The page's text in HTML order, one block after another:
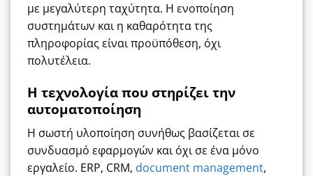
με μεγαλύτερη ταχύτητα. Η ενοποίηση
συστημάτων και η καθαρότητα της
πληροφορίας είναι προϋπόθεση, όχι
πολυτέλεια.
Η τεχνολογία που στηρίζει την
αυτοματοποίηση
Η σωστή υλοποίηση συνήθως βασίζεται σε
συνδυασμό εφαρμογών και όχι σε ένα μόνο
εργαλείο. ERP, CRM, document management,